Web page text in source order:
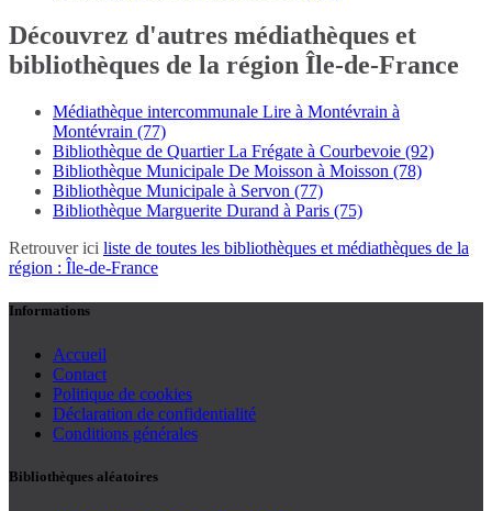
Découvrez d'autres médiathèques et
bibliothèques de la région Île-de-France
Médiathèque intercommunale Lire à Montévrain à
Montévrain (77)
Bibliothèque de Quartier La Frégate à Courbevoie (92)
Bibliothèque Municipale De Moisson à Moisson (78)
Bibliothèque Municipale à Servon (77)
Bibliothèque Marguerite Durand à Paris (75)
Retrouver ici liste de toutes les bibliothèques et médiathèques de la
région : Île-de-France
Informations
Accueil
Contact
Politique de cookies
Déclaration de confidentialité
Conditions générales
Bibliothèques aléatoires